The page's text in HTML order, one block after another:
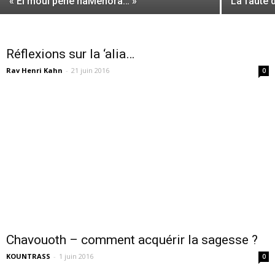
Réflexions sur la ‘alia…
Rav Henri Kahn - 21 juin 2016 0
Chavouoth – comment acquérir la sagesse ?
KOUNTRASS - 1 juin 2016 0